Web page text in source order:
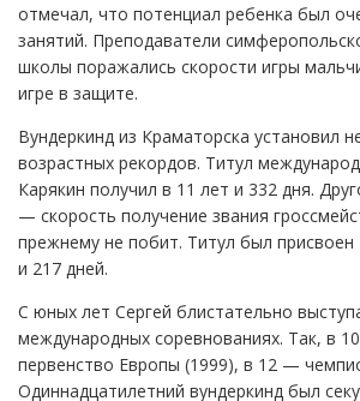
отмечал, что потенциал ребенка был
занятий. Преподаватели
школы поражались скорости игры
игре в защите.
Вундеркинд из Краматорска установил
возрастных рекордов. Титул
Карякин получил в 11 лет и 332 дня.
— скорость получение звания
прежнему не побит. Титул был присвоен
и 217 дней.
С юных лет Сергей блистательно
международных соревнованиях. Так, в
первенство Европы (1999), в 12 —
Одиннадцатилетний вундеркинд был